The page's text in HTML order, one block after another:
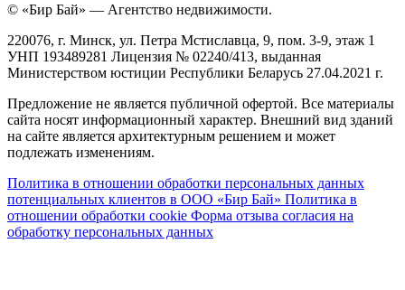
© «Бир Бай» — Агентство недвижимости.
220076, г. Минск, ул. Петра Мстиславца, 9, пом. 3-9, этаж 1
УНП 193489281 Лицензия № 02240/413, выданная
Министерством юстиции Республики Беларусь 27.04.2021 г.
Предложение не является публичной офертой. Все материалы
сайта носят информационный характер. Внешний вид зданий
на сайте является архитектурным решением и может
подлежать изменениям.
Политика в отношении обработки персональных данных
потенциальных клиентов в ООО «Бир Бай» Политика в
отношении обработки cookie Форма отзыва согласия на
обработку персональных данных